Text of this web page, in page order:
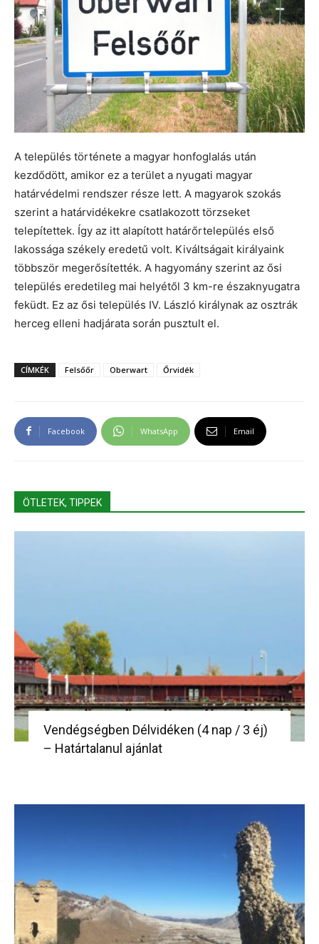
A település története a magyar honfoglalás után
kezdődött, amikor ez a terület a nyugati magyar
határvédelmi rendszer része lett. A magyarok szokás
szerint a határvidékekre csatlakozott törzseket
telepítettek. Így az itt alapított határőrtelepülés első
lakossága székely eredetű volt. Kiváltságait királyaink
többször megerősítették. A hagyomány szerint az ősi
település eredetileg mai helyétől 3 km-re északnyugatra
feküdt. Ez az ősi település IV. László királynak az osztrák
herceg elleni hadjárata során pusztult el.
CÍMKÉK Felsőőr Oberwart Őrvidék
Facebook WhatsApp Email
ÖTLETEK, TIPPEK
Vendégségben Délvidéken (4 nap / 3 éj)
– Határtalanul ajánlat